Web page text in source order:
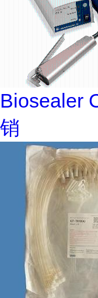
Biosealer
销